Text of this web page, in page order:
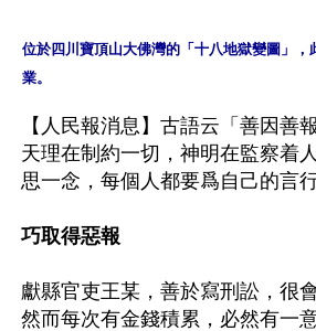
位於四川寶頂山大佛灣的「十八地獄變圖」，
【人民報消息】古語云「善因善
天理在制約一切，神明在監察着
思一念，每個人都要爲自己的言行
巧取得惡報
獻縣官吏王某，善於寫刑訟，很
然而每次有金錢積累，必然有一